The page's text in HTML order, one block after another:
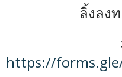
ลิ้งลง
https://forms.gle/